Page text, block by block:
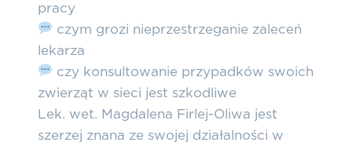
pracy
czym grozi nieprzestrzeganie zaleceń
lekarza
czy konsultowanie przypadków swoich
zwierząt w sieci jest szkodliwe
Lek. wet. Magdalena Firlej-Oliwa jest
szerzej znana ze swojej działalności w